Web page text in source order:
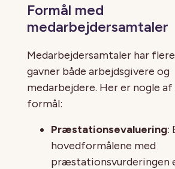
Formål med
medarbejdersamtaler
Medarbejdersamtaler har
gavner både arbejdsgivere og
medarbejdere. Her er nogle
formål:
Præstationsevaluering:
hovedformålene med
præstationsvurderingen